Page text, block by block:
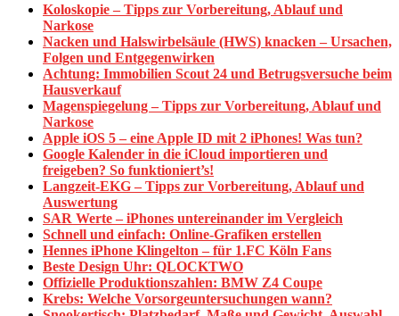
Koloskopie – Tipps zur Vorbereitung, Ablauf und
Narkose
Nacken und Halswirbelsäule (HWS) knacken – Ursachen,
Folgen und Entgegenwirken
Achtung: Immobilien Scout 24 und Betrugsversuche beim
Hausverkauf
Magenspiegelung – Tipps zur Vorbereitung, Ablauf und
Narkose
Apple iOS 5 – eine Apple ID mit 2 iPhones! Was tun?
Google Kalender in die iCloud importieren und
freigeben? So funktioniert’s!
Langzeit-EKG – Tipps zur Vorbereitung, Ablauf und
Auswertung
SAR Werte – iPhones untereinander im Vergleich
Schnell und einfach: Online-Grafiken erstellen
Hennes iPhone Klingelton – für 1.FC Köln Fans
Beste Design Uhr: QLOCKTWO
Offizielle Produktionszahlen: BMW Z4 Coupe
Krebs: Welche Vorsorgeuntersuchungen wann?